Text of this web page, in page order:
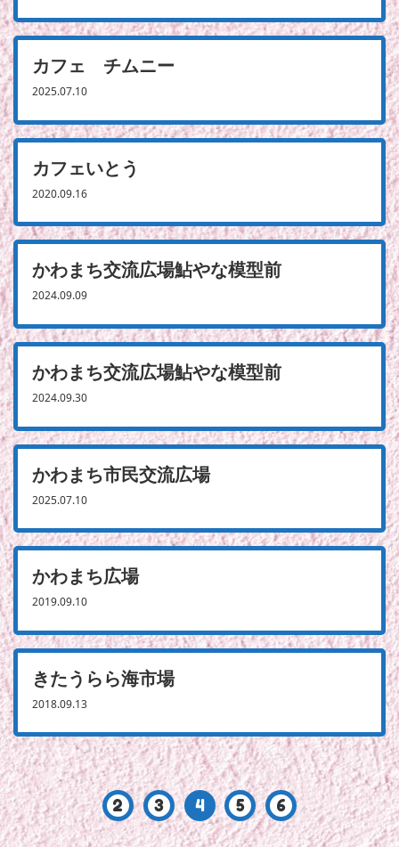
カフェ チムニー
2025.07.10
カフェいとう
2020.09.16
かわまち交流広場鮎やな模型前
2024.09.09
かわまち交流広場鮎やな模型前
2024.09.30
かわまち市民交流広場
2025.07.10
かわまち広場
2019.09.10
きたうらら海市場
2018.09.13
2 3 4 5 6